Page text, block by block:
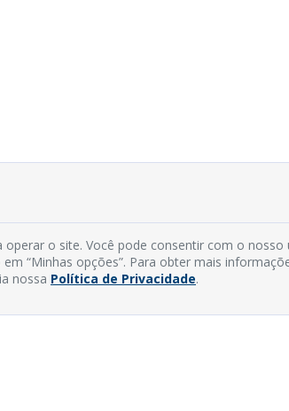
o site. Você pode consentir com o nosso
“Minhas opções”. Para obter mais
nossa Política de Privacidade.